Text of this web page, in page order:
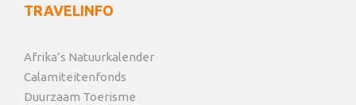
TRAVELINFO
Afrika’s Natuurkalender
Calamiteitenfonds
Duurzaam Toerisme